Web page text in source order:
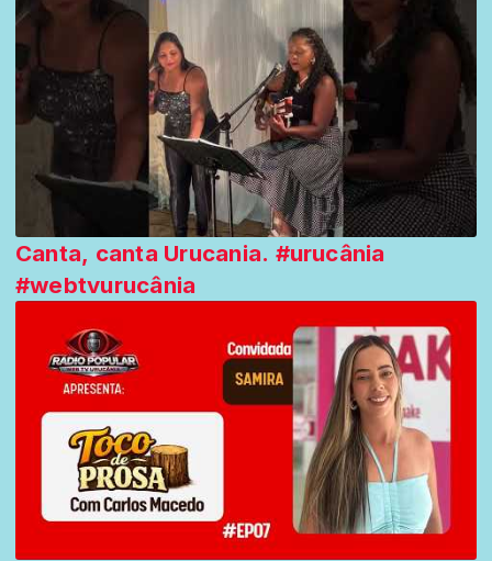
Canta, canta Urucania. #urucânia
#webtvurucânia